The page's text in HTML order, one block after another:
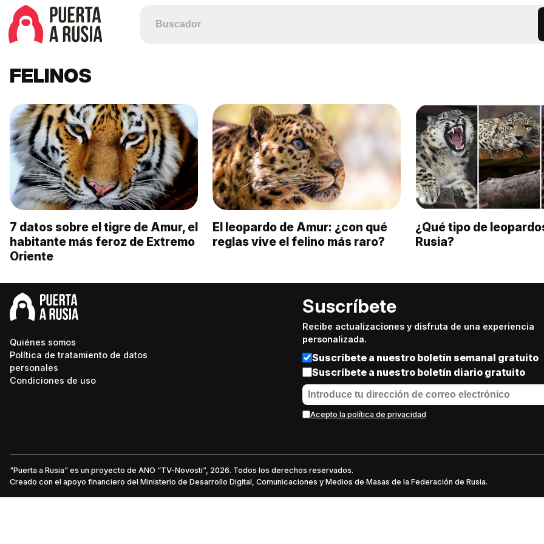
FELINOS
7 datos sobre el tigre de Amur, el
habitante más feroz de Extremo
Oriente
El leopardo de Amur: ¿con qué
reglas vive el felino más raro?
¿Qué tipo de
Rusia?
Quiénes somos
Política de tratamiento de datos
personales
Condiciones de uso
Suscríbete
Recibe actualizaciones y disfruta de una experiencia
personalizada.
Suscríbete a nuestro boletín semanal gratuito
Suscríbete a nuestro boletín diario gratuito
Acepto la política de privacidad
"Puerta a Rusia" es un proyecto de ANO “TV-Novosti”, 2026. Todos los derechos reservados.
Creado con el apoyo financiero del Ministerio de Desarrollo Digital, Comunicaciones y Medios de Masas de la Federación de Rusia.